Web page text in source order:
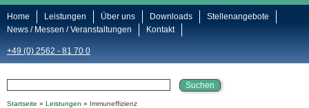
Informationen finden Sie hier ...
Home Leistungen Über uns Downloads
Stellenangebote
News / Messen / Veranstaltungen
Kontakt
+49 (0) 2562 - 81 70 0
Startseite » Leistungen » Immuneffizienz